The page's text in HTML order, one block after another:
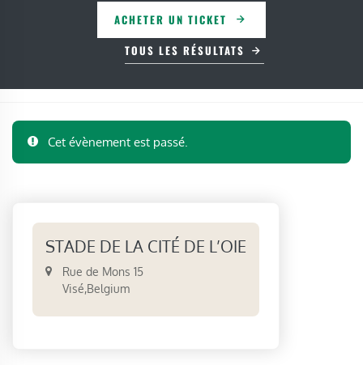
ACHETER UN TICKET
TOUS LES RÉSULTATS
Cet évènement est passé.
STADE DE LA CITÉ DE L’OIE
Rue de Mons 15
Visé,Belgium